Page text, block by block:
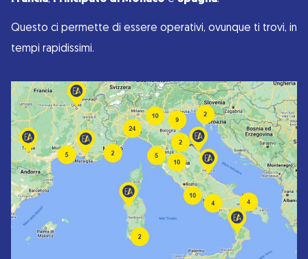
Questo ci permette di essere operativi, ovunque ti trovi, in
tempi rapidissimi.